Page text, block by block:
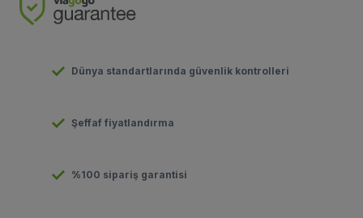
Dünya standartlarında güvenlik kontrolleri
Şeffaf fiyatlandırma
%100 sipariş garantisi